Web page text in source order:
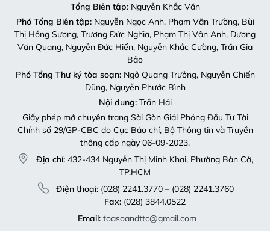
Tổng Biên tập: Nguyễn Khắc Văn
Phó Tổng Biên tập:Nguyễn Ngọc Anh, Phạm Văn Trường, Bùi
Thị Hồng Sương, Trương Đức Nghĩa, Phạm Thị Vân Anh, Dương
Văn Quang, Nguyễn Đức Hiển, Nguyễn Khắc Cường, Trần Gia
Bảo
Phó Tổng Thư ký tòa soạn:Ngô Quang Trưởng, Nguyễn Chiến
Dũng, Nguyễn Phước Bình
Nội dung:Trần Hải
Giấy phép mở chuyên trang Sài Gòn Giải Phóng Đầu Tư Tài
Chính số 29/GP-CBC do Cục Báo chí, Bộ Thông tin và Truyền
thông cấp ngày 06-09-2023.
Địa chỉ: 432-434 Nguyễn Thị Minh Khai, Phường Bàn Cờ,
TP.HCM
Điện thoại:(028) 2241.3770 – (028) 2241.3760
Fax:(028) 3844.0522
Email: toasoandttc@gmail.com